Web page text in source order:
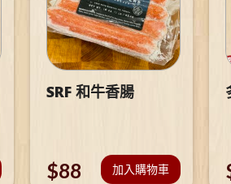
SRF 和牛香腸
$88 加入購物車